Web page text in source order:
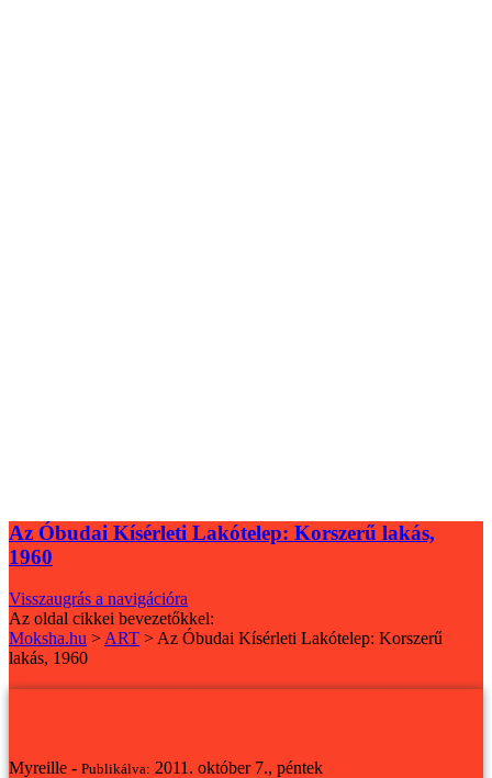
Az Óbudai Kísérleti Lakótelep: Korszerű lakás,
1960
Visszaugrás a navigációra
Az oldal cikkei bevezetőkkel:
Moksha.hu >ART >Az Óbudai Kísérleti Lakótelep: Korszerű
lakás, 1960
Myreille - Publikálva: 2011. október 7., péntek